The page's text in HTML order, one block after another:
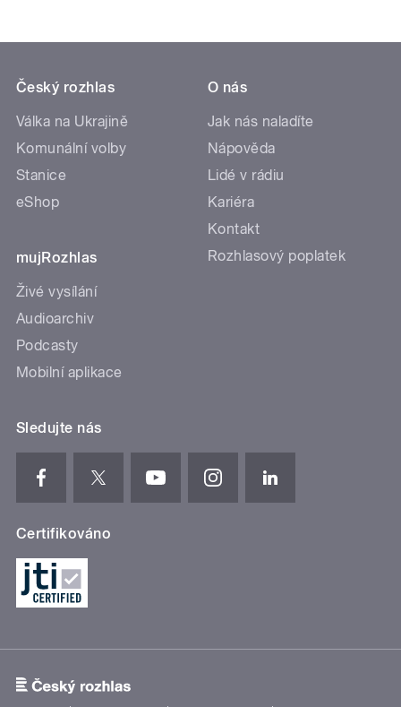
Český rozhlas
Válka na Ukrajině
Komunální volby
Stanice
eShop
mujRozhlas
Živé vysílání
Audioarchiv
Podcasty
Mobilní aplikace
O nás
Jak nás naladíte
Nápověda
Lidé v rádiu
Kariéra
Kontakt
Rozhlasový poplatek
Sledujte nás
Certifikováno